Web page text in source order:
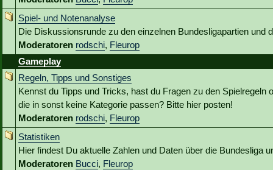
Spiel- und Notenanalyse
Die Diskussionsrunde zu den einzelnen Bundesligapartien und
Moderatoren rodschi, Fleurop
Gameplay
Regeln, Tipps und Sonstiges
Kennst du Tipps und Tricks, hast du Fragen zu den Spielregeln
die in sonst keine Kategorie passen? Bitte hier posten!
Moderatoren rodschi, Fleurop
Statistiken
Hier findest Du aktuelle Zahlen und Daten über die Bundesliga
Moderatoren Bucci, Fleurop